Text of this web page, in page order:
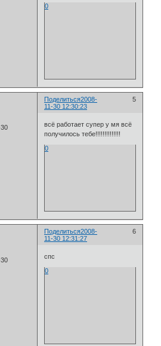
0
Поделиться 5
2008-
11-30 12:30:23
всё работает супер у мя всё
получилось тебе!!!!!!!!!!!!!!
0
Поделиться 6
2008-
11-30 12:31:27
спс
0